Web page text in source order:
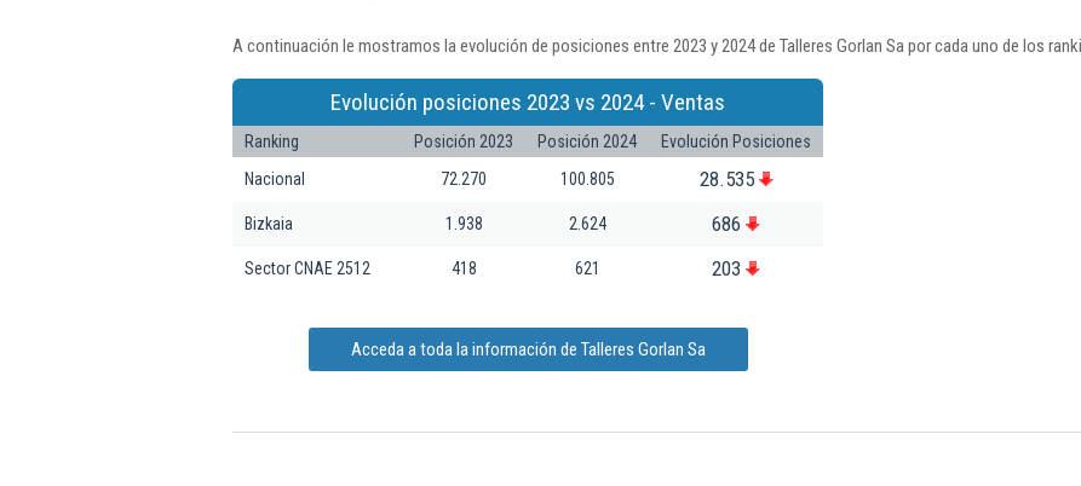
A continuación le mostramos la evolución de posiciones entre 2023 y 2024 de Talleres Gorlan Sa por cada uno de los
Evolución posiciones 2023 vs 2024 - Ventas
Ranking Posición 2023 Posición 2024
Evolución Posiciones
Nacional
72.270 100.805 28.535
Bizkaia 1.938 2.624 686
Sector CNAE 2512 418 621 203
Acceda a toda la información de Talleres Gorlan Sa